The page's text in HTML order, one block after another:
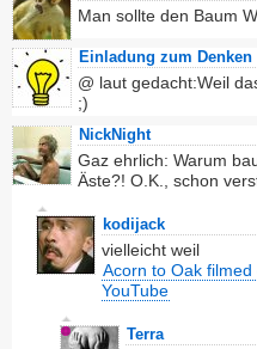
Man sollte den Baum
Einladung zum Denken
@ laut gedacht:Weil
;)
NickNight
Gaz ehrlich: Warum
Äste?! O.K., schon
kodijack
vielleicht weil
Acorn to Oak
YouTube
Terra